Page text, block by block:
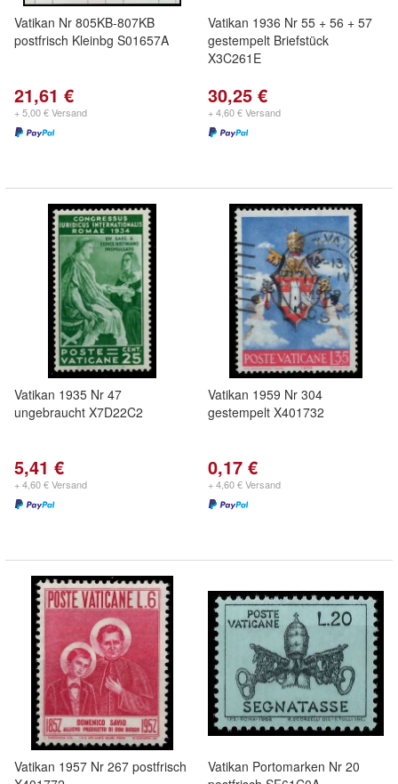
Vatikan Nr 805KB-807KB
postfrisch Kleinbg S01657A
21,61 €
+ 5,00 € Versand
Vatikan 1936 Nr 55 + 56 + 57
gestempelt Briefstück
X3C261E
30,25 €
+ 4,60 € Versand
Vatikan 1935 Nr 47
ungebraucht X7D22C2
5,41 €
+ 4,60 € Versand
Vatikan 1959 Nr 304
gestempelt X401732
0,17 €
+ 4,60 € Versand
Vatikan 1957 Nr 267 postfrisch
Vatikan Portomarken Nr 20